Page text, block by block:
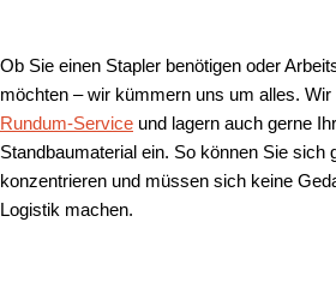
Ob Sie einen Stapler benötigen oder
möchten – wir kümmern uns um alles. Wir
Rundum-Service und lagern auch gerne
Standbaumaterial ein. So können Sie sich
konzentrieren und müssen sich keine
Logistik machen.